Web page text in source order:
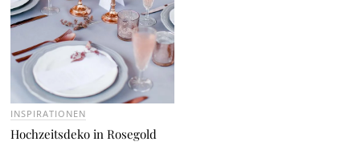
INSPIRATIONEN
Hochzeitsdeko in Rosegold